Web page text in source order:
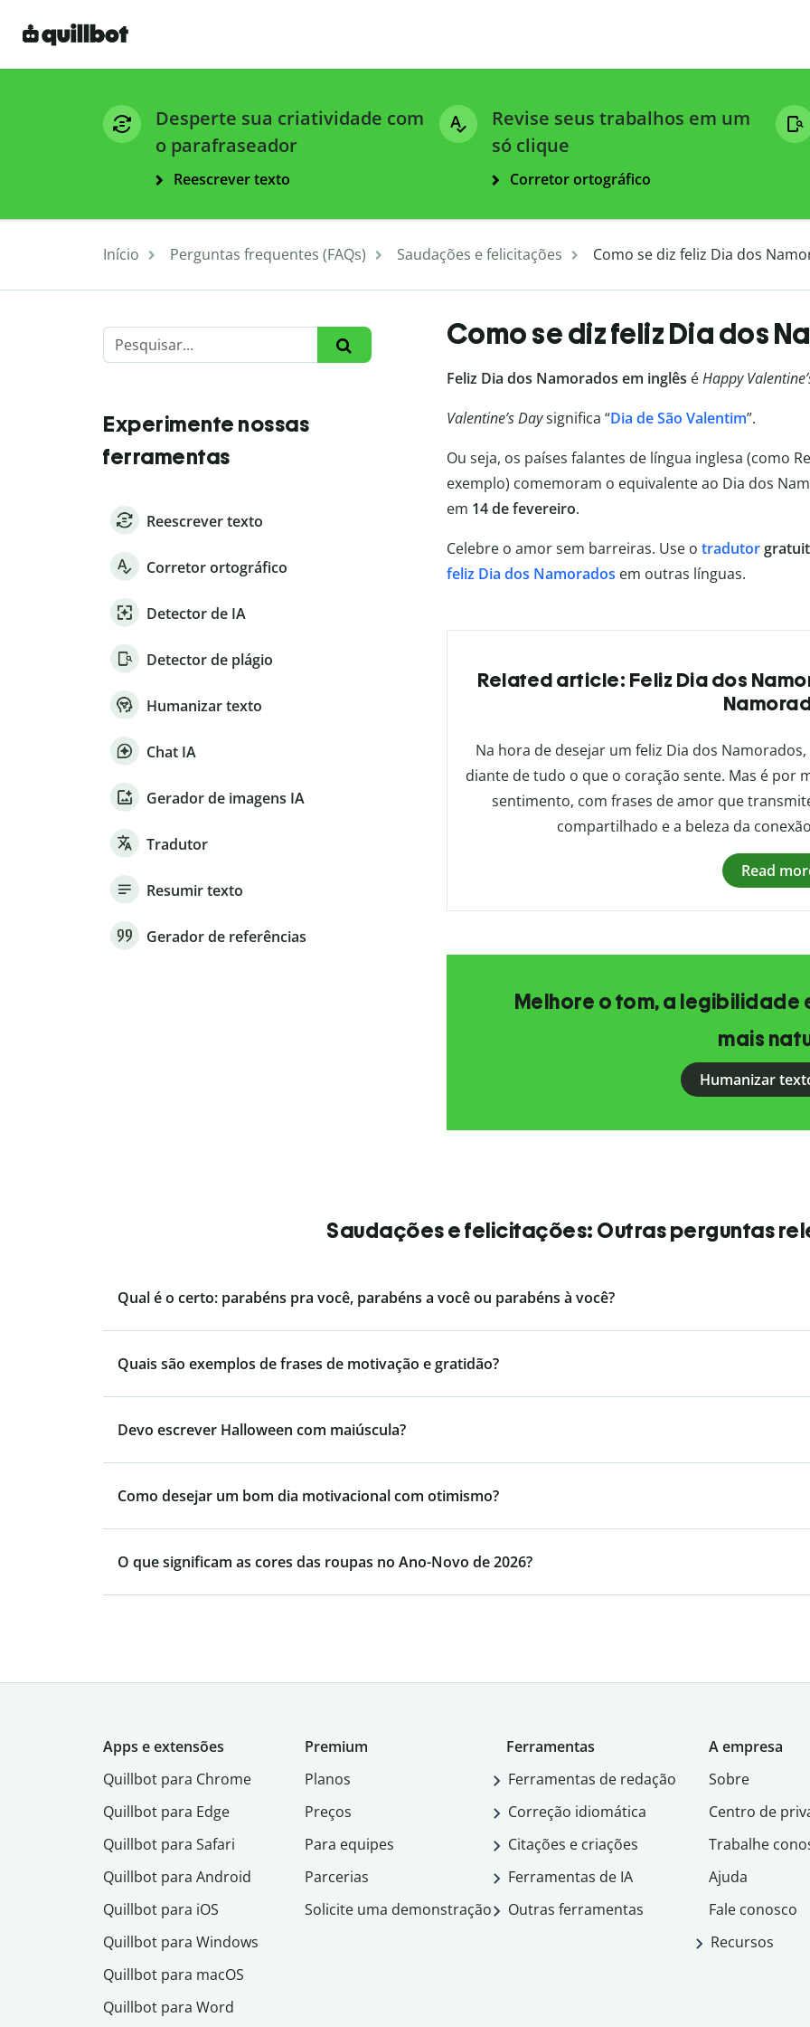
Desperte sua criatividade com
o parafraseador
Reescrever texto
Revise seus trabalhos em um
só clique
Corretor ortográfico
Início Perguntas frequentes (FAQs) Saudações e felicitações Como se diz feliz Dia dos
Experimente nossas
ferramentas
Reescrever texto
Corretor ortográfico
Detector de IA
Detector de plágio
Humanizar texto
Chat IA
Gerador de imagens IA
Tradutor
Resumir texto
Gerador de referências
Como se diz feliz Dia dos
Feliz Dia dos Namorados em inglês éHappy
Valentine’s Daysignifica “Dia de São Valentim”.
Ou seja, os países falantes de língua inglesa (como
exemplo) comemoram o equivalente ao Dia dos
em 14 de fevereiro.
Celebre o amor sem barreiras. Use o tradutor
feliz Dia dos Namorados em outras línguas.
Related article: Feliz Dia dos
Na hora de desejar um feliz Dia dos
diante de tudo o que o coração sente. Mas é por
sentimento, com frases de amor que
compartilhado e a beleza da
Read
Melhore o tom, a legibilidade
mais
Humanizar
Saudações e felicitações: Outras perguntas
Qual é o certo: parabéns pra você, parabéns a você ou parabéns à você?
Quais são exemplos de frases de motivação e gratidão?
Devo escrever Halloween com maiúscula?
Como desejar um bom dia motivacional com otimismo?
O que significam as cores das roupas no Ano-Novo de 2026?
Apps e extensões
Quillbot para Chrome
Quillbot para Edge
Quillbot para Safari
Quillbot para Android
Quillbot para iOS
Quillbot para Windows
Quillbot para macOS
Quillbot para Word
Premium
Planos
Preços
Para equipes
Parcerias
Solicite uma demonstração
Ferramentas
Ferramentas de redação
Correção idiomática
Citações e criações
Ferramentas de IA
Outras ferramentas
A empresa
Sobre
Centro de
Trabalhe
Ajuda
Fale conosco
Recursos